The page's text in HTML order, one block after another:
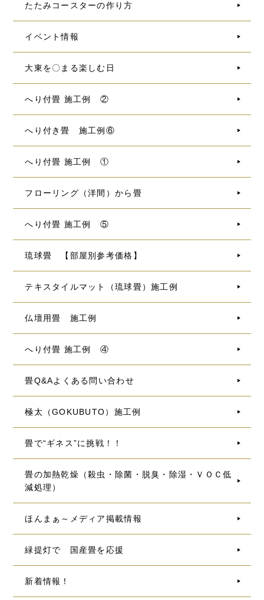
たたみコースターの作り方
イベント情報
大東を〇まる楽しむ日
へり付畳 施工例 ②
へり付き畳 施工例⑥
へり付畳 施工例 ①
フローリング（洋間）から畳
へり付畳 施工例 ⑤
琉球畳 【部屋別参考価格】
テキスタイルマット（琉球畳）施工例
仏壇用畳 施工例
へり付畳 施工例 ④
畳Q&Aよくある問い合わせ
極太（GOKUBUTO）施工例
畳で“ギネス”に挑戦！！
畳の加熱乾燥（殺虫・除菌・脱臭・除湿・ＶＯＣ低
減処理）
ほんまぁ～メディア掲載情報
緑提灯で 国産畳を応援
新着情報！